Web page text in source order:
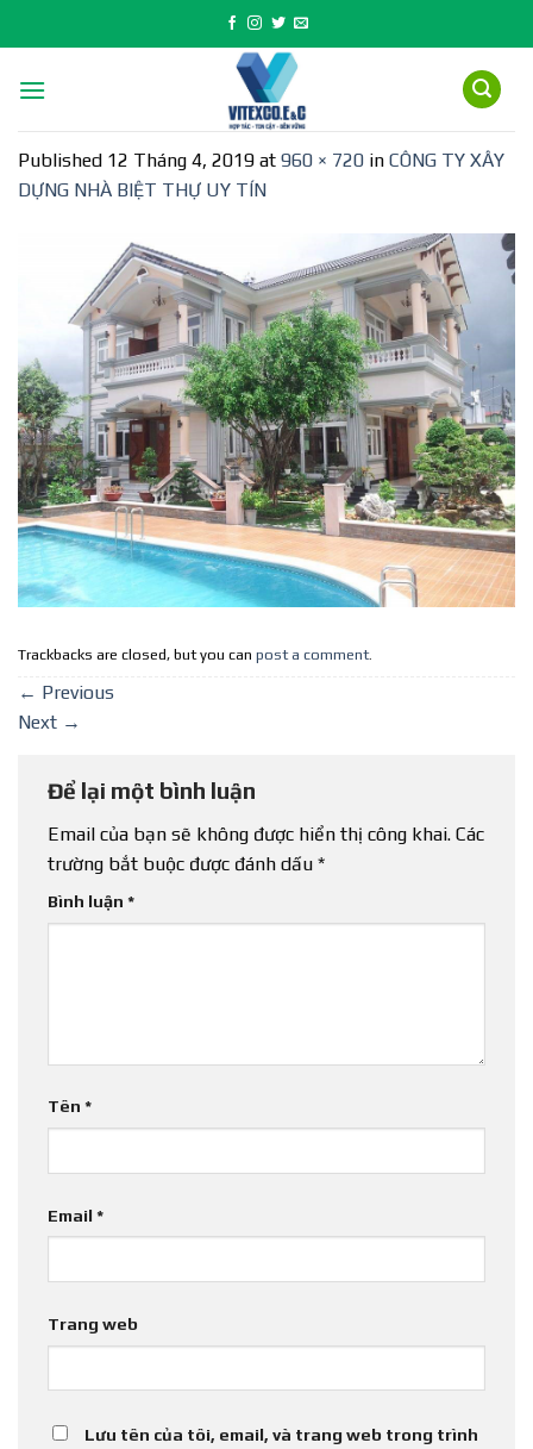
to
Published 12 Tháng 4, 2019 at 960 × 720 in CÔNG TY XÂY
DỰNG NHÀ BIỆT THỰ UY TÍN
Trackbacks are closed, but you can post a comment.
← Previous
Next →
Để lại một bình luận
Email của bạn sẽ không được hiển thị công khai. Các
trường bắt buộc được đánh dấu *
Bình luận *
Tên *
Email *
Trang web
Lưu tên của tôi, email, và trang web trong trình